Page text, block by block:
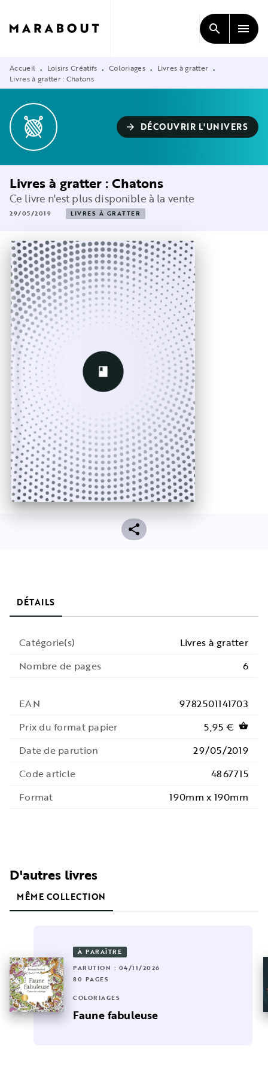
CONTENU
search menu
Accueil • Loisirs Créatifs • Coloriages • Livres à gratter •
Livres à gratter : Chatons
arrow_forward DÉCOUVRIR L'UNIVERS
Livres à gratter : Chatons
Ce livre n'est plus disponible à la vente
29/05/2019 LIVRES À GRATTER
DÉTAILS
Catégorie(s)
Livres à gratter
Nombre de pages
6
EAN
9782501141703
Prix du format papier
5,95 € shopping_basket
Date de parution
29/05/2019
Code article
4867715
Format
190mm x 190mm
D'autres livres
MÊME COLLECTION
À PARAÎTRE
PARUTION : 04/11/2026
80 PAGES
COLORIAGES
Faune fabuleuse